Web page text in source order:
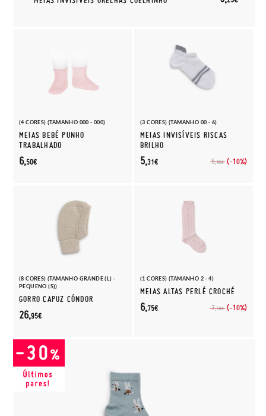
(4 CORES) (TAMANHO 000 - 000)
MEIAS BEBÉ PUNHO
TRABALHADO
6,50€
(3 CORES) (TAMANHO 00 - 6)
MEIAS INVISÍVEIS RISCAS
BRILHO
5,90€ (-10%)
5,31€
(8 CORES) (TAMANHO GRANDE (L) -
PEQUENO (S))
GORRO CAPUZ CÓNDOR
26,95€
(1 CORES) (TAMANHO 2 - 4)
MEIAS ALTAS PERLÉ CROCHÉ
7,50€ (-10%)
6,75€